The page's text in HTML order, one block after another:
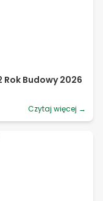
Rok Budowy 2026
Czytaj więcej →